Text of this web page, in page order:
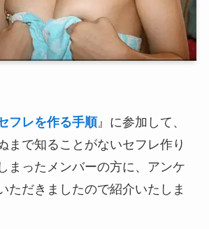
フレを作る手順』に参加して、
まで知ることがないセフレ作り
まったメンバーの方に、アンケ
ただきましたので紹介いたしま